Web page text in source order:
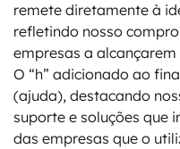
remete diretamente à
refletindo nosso
empresas a
O “h” adicionado ao
(ajuda), destacando
suporte e soluções que
das empresas que o